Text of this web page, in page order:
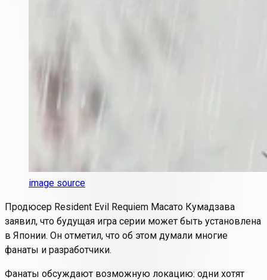
image source
Продюсер Resident Evil Requiem Масато Кумадзава
заявил, что будущая игра серии может быть установлена
в Японии. Он отметил, что об этом думали многие
фанаты и разработчики.
Фанаты обсуждают возможную локацию: одни хотят